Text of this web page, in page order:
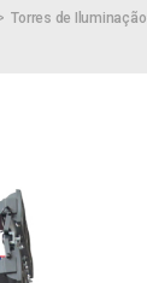
Torres de Iluminação